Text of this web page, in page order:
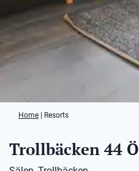
Home Resorts
Trollbäcken 44 Ö